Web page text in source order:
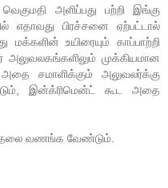
அளிப்பது பற்றி இங்கு
எதாவது பிரச்சனை ஏற்பட்டால்
மக்களின் உயிரையும் காப்பாற்றி
அலுவலகங்களிலும் முக்கியமான
சமாளிக்கும் அலுவலர்க்கு
இன்க்ரிமென்ட் கூட அதை
தலை வணங்க வேண்டும்.